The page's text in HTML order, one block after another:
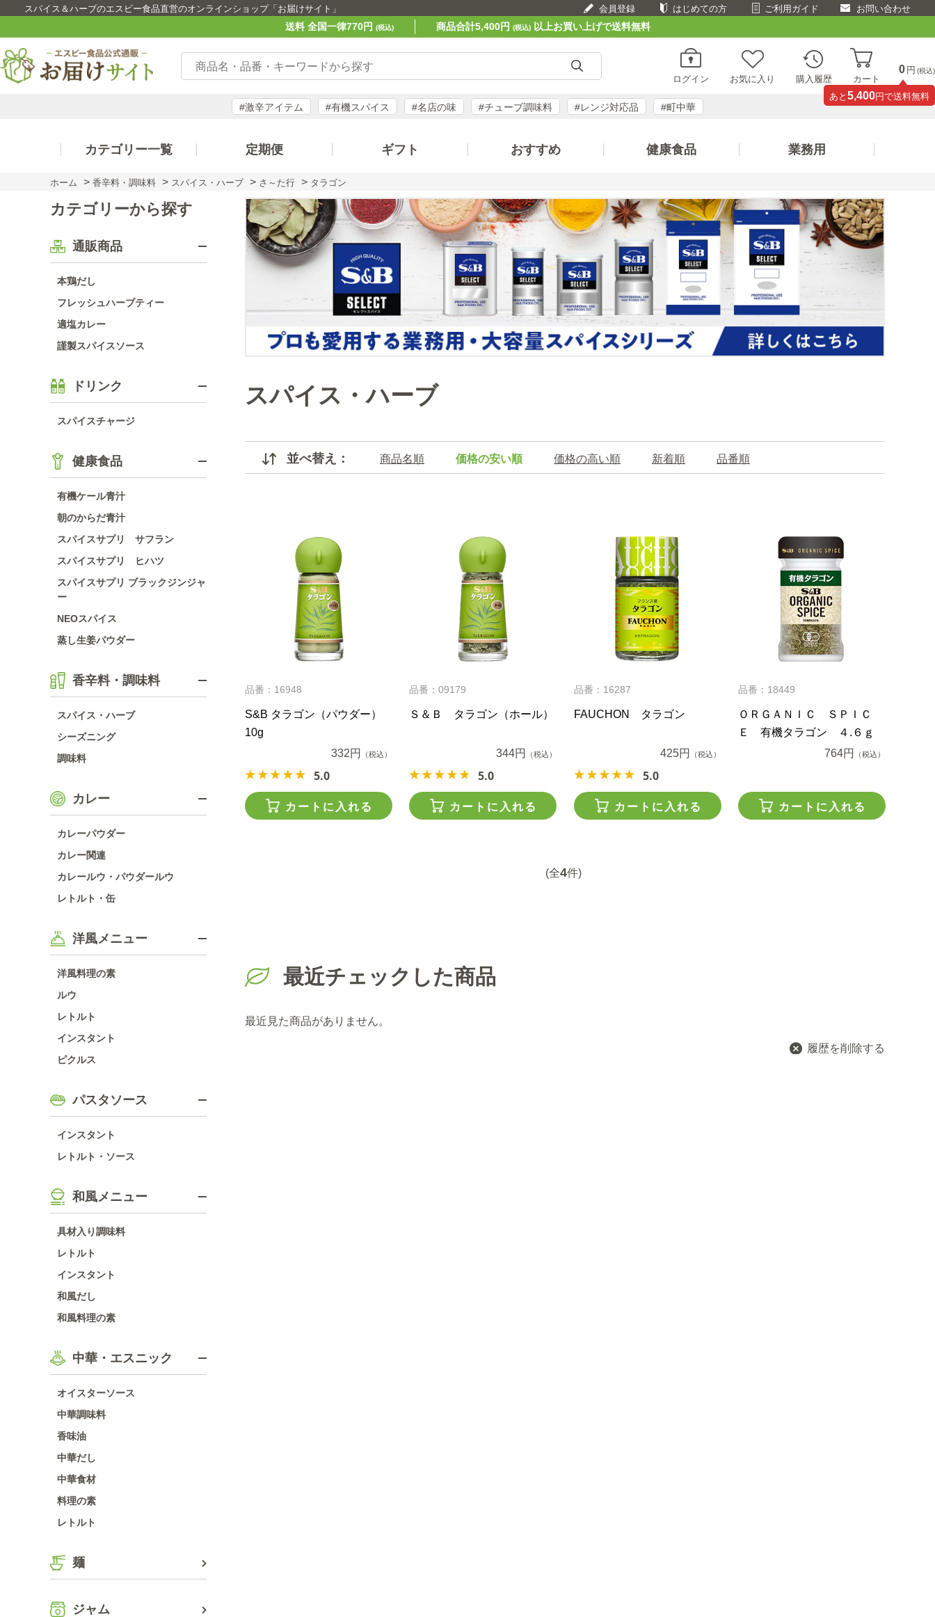
スパイス＆ハーブのエスビー食品直営のオンラインショップ「お届けサイト」 会員登録 はじめての方 ご利用ガイド お問い合わせ
送料 全国一律770円 (税込) 商品合計5,400円 (税込)以上お買い上げで送料無料
ログイン お気に入り 購入履歴 カート
0 円 (税込)
あと 5,400円で送料無料
#激辛アイテム #有機スパイス #名店の味 #チューブ調味料 #レンジ対応品 #町中華
カテゴリー一覧 定期便 ギフト おすすめ 健康食品 業務用
ホーム > 香辛料・調味料 > スパイス・ハーブ > さ～た行 > タラゴン
カテゴリーから探す
通販商品
本鶏だし
フレッシュハーブティー
適塩カレー
謹製スパイスソース
ドリンク
スパイスチャージ
健康食品
有機ケール青汁
朝のからだ青汁
スパイスサプリ サフラン
スパイスサプリ ヒハツ
スパイスサプリ ブラックジンジャ
ー
NEOスパイス
蒸し生姜パウダー
香辛料・調味料
スパイス・ハーブ
シーズニング
調味料
カレー
カレーパウダー
カレー関連
カレールウ・パウダールウ
レトルト・缶
洋風メニュー
洋風料理の素
ルウ
レトルト
インスタント
ピクルス
パスタソース
インスタント
レトルト・ソース
和風メニュー
具材入り調味料
レトルト
インスタント
和風だし
和風料理の素
中華・エスニック
オイスターソース
中華調味料
香味油
中華だし
中華食材
料理の素
レトルト
麺
ジャム
スパイス・ハーブ
並べ替え： 商品名順 価格の安い順 価格の高い順 新着順 品番順
品番：16948
S&B タラゴン（パウダー）
10g
332円
（税込）
5.0
カートに入れる
品番：09179
Ｓ＆Ｂ タラゴン（ホール）
344円 （税込）
5.0
カートに入れる
品番：16287
FAUCHON タラゴン
425円 （税込）
5.0
カートに入れる
品番：18449
ＯＲＧＡＮＩＣ ＳＰＩＣ
Ｅ 有機タラゴン ４.６ｇ
764円
（税込）
カートに入れる
(全4件)
最近チェックした商品
最近見た商品がありません。
履歴を削除する